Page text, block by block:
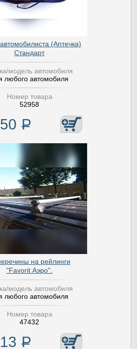
(Аптечка)
Стандарт
модель автомобиля
любого автомобиля
Номер товара
52958
Р
на рейлинги
"Favorit Аэро".
модель автомобиля
любого автомобиля
Номер товара
47432
Р